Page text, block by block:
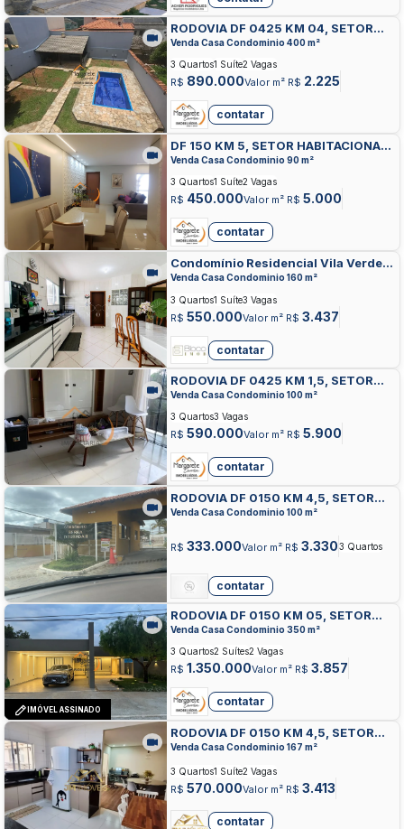
RODOVIA DF 0425 KM 04, SETOR
HABITACIONAL CONTAGEM,
SOBRADINHO
Venda Casa Condominio 400 m²
R$ 890.000Valor m² R$ 2.225
3 Quartos1 Suíte2 Vagas
contatar
DF 150 KM 5, SETOR HABITACIONAL
CONTAGEM, SOBRADINHO
Venda Casa Condominio 90 m²
R$ 450.000Valor m² R$ 5.000
3 Quartos1 Suíte2 Vagas
contatar
Condomínio Residencial Vila Verde,
SETOR HABITACIONAL CONTAGEM,
Venda Casa Condominio 160 m²
R$ 550.000Valor m² R$ 3.437
3 Quartos1 Suíte3 Vagas
contatar
RODOVIA DF 0425 KM 1,5, SETOR
HABITACIONAL CONTAGEM,
Venda Casa Condominio 100 m²
R$ 590.000Valor m² R$ 5.900
3 Quartos3 Vagas
contatar
RODOVIA DF 0150 KM 4,5, SETOR
HABITACIONAL CONTAGEM,
Venda Casa Condominio 100 m²
R$ 333.000Valor m² R$ 3.3303 Quartos
contatar
IMÓVEL ASSINADO
RODOVIA DF 0150 KM 05, SETOR
HABITACIONAL CONTAGEM,
SOBRADINHO
Venda Casa Condominio 350 m²
R$ 1.350.000Valor m² R$ 3.857
3 Quartos2 Suítes2 Vagas
contatar
RODOVIA DF 0150 KM 4,5, SETOR
HABITACIONAL CONTAGEM,
Venda Casa Condominio 167 m²
R$ 570.000Valor m² R$ 3.413
3 Quartos1 Suíte2 Vagas
contatar